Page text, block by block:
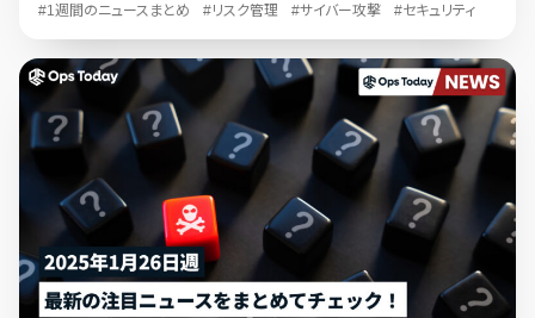
#1週間のニュースまとめ #リスク管理 #サイバー攻撃 #セキュリティ